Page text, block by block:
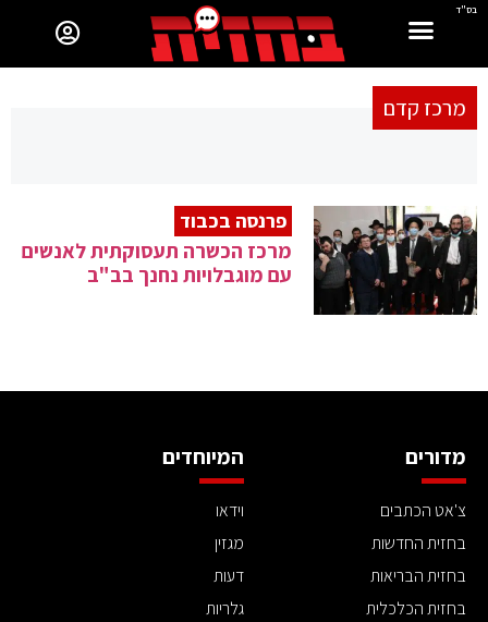
בס"ד
מרכז קדם
פרנסה בכבוד
מרכז הכשרה תעסוקתית לאנשים
עם מוגבלויות נחנך בב"ב
מדורים
צ'אט הכתבים
בחזית החדשות
בחזית הבריאות
בחזית הכלכלית
המיוחדים
וידאו
מגזין
דעות
גלריות